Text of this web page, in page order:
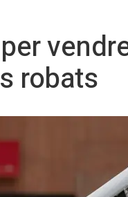
robats